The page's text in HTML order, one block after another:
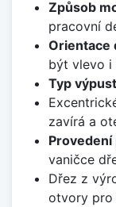
Způsob
pracovní
Orientace
být vlevo i
Typ
zavírá a
Provedení
vaničce
Dřez z
otvory pro